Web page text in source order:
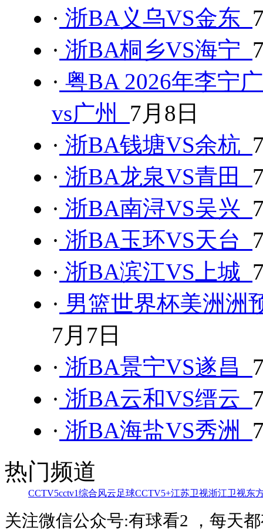
· 浙BA义乌VS金东
· 浙BA桐乡VS海宁
· 粤BA 2026年李宁
vs广州 7月8日
· 浙BA钱塘VS余杭
· 浙BA龙泉VS青田
· 浙BA南浔VS吴兴
· 浙BA玉环VS天台
· 浙BA滨江VS上城
· 男篮世界杯美洲洲
7月7日
· 浙BA景宁VS遂昌
· 浙BA云和VS缙云
· 浙BA海盐VS秀洲
热门频道
CCTV5cctv1综合风云足球CCTV5+江苏卫视浙江卫视东
关注微信公众号:有球看2 ，每天